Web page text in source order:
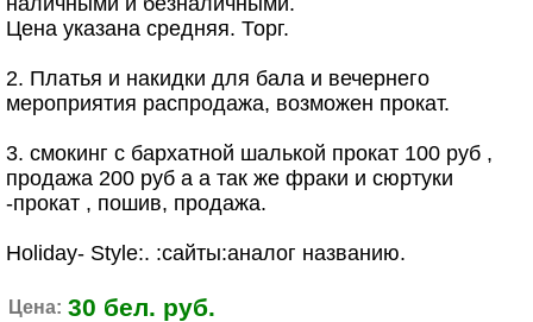
Цена указана средняя. Торг.
2. Платья и накидки для бала и вечернего
мероприятия распродажа, возможен прокат.
3. смокинг с бархатной шалькой прокат 100 руб ,
продажа 200 руб а а так же фраки и сюртуки
-прокат , пошив, продажа.
Holiday- Style:. :сайты:аналог названию.
Цена: 30 бел. руб.